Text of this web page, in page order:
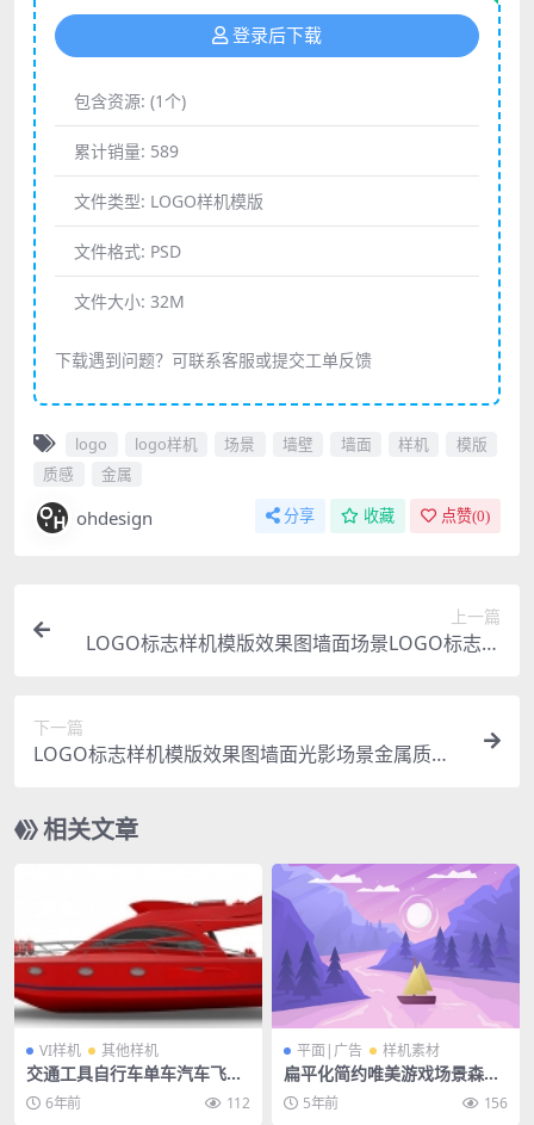
登录后下载
包含资源: (1个)
累计销量: 589
文件类型: LOGO样机模版
文件格式: PSD
文件大小: 32M
下载遇到问题？可联系客服或提交工单反馈
logo logo样机 场景 墙壁 墙面 样机
模版
质感
金属
ohdesign 分享 收藏 点赞(0)
上一篇
LOGO标志样机模版效果图墙面场景LOGO标志样
下一篇
LOGO标志样机模版效果图墙面光影场景金属质感L
相关文章
VI样机 其他样机
交通工具自行车单车汽车飞机
直升机轿车公共汽车火车大巴
货车样机
6年前 112
平面|广告 样机素材
扁平化简约唯美游戏场景森林
山脉风景插画banner背景素
材 5年前 156